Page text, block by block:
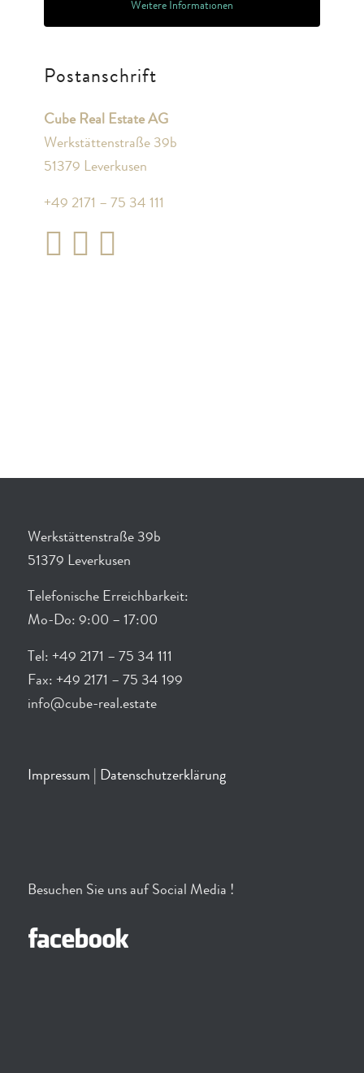
Weitere Informationen
Postanschrift
Cube Real Estate AG
Werkstättenstraße 39b
51379 Leverkusen
+49 2171 – 75 34 111
Werkstättenstraße 39b
51379 Leverkusen
Telefonische Erreichbarkeit:
Mo-Do: 9:00 – 17:00
Tel: +49 2171 – 75 34 111
Fax: +49 2171 – 75 34 199
info@cube-real.estate
Impressum Datenschutzerklärung
Besuchen Sie uns auf Social Media !